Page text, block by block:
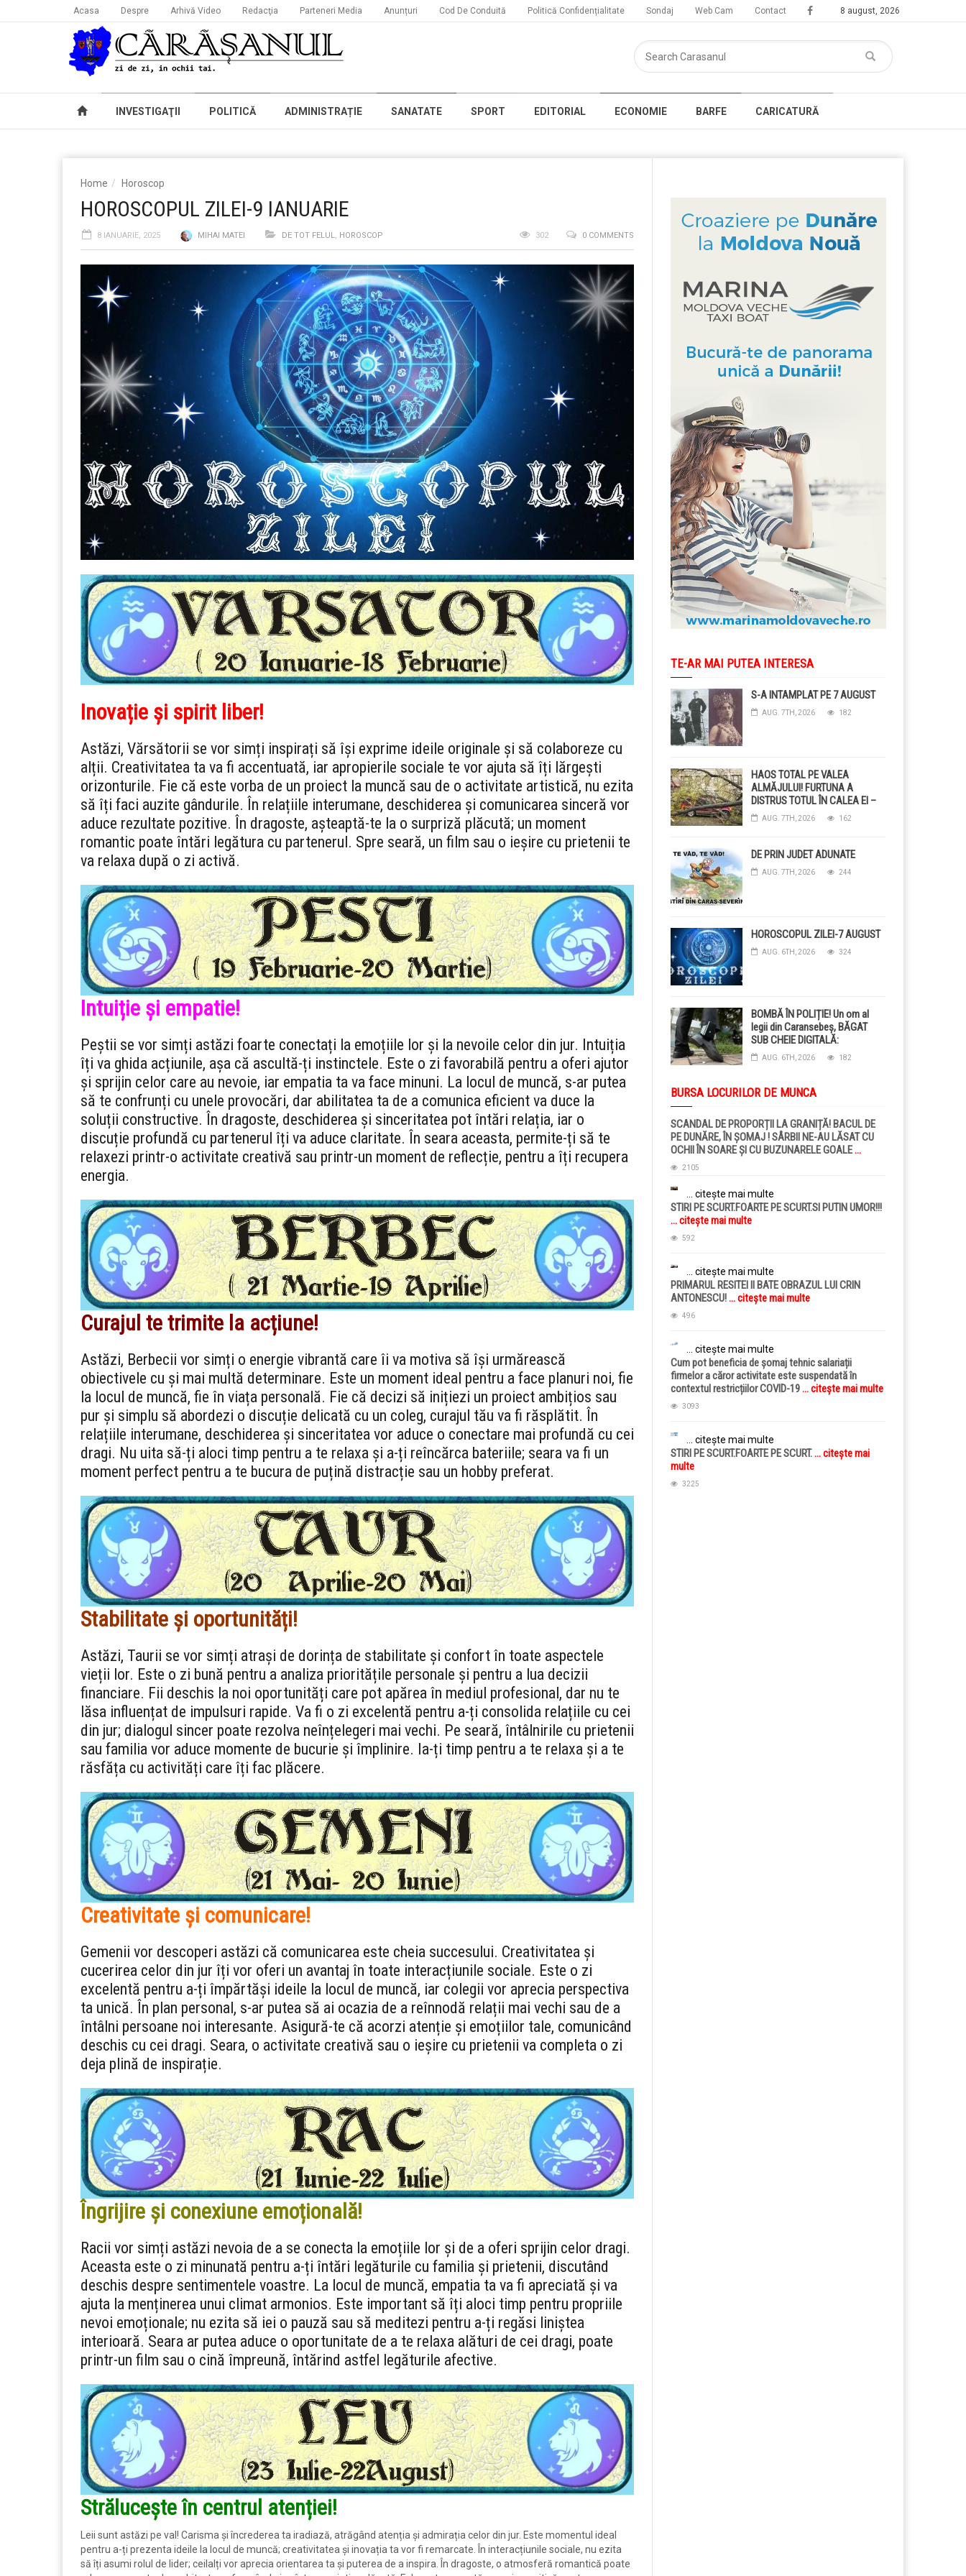
8 august, 2026
Acasa Despre Arhivă Video Redacţia Parteneri Media Anunțuri Cod De Conduită Politică Confidențialitate Sondaj Web Cam Contact
INVESTIGAŢII POLITICĂ ADMINISTRAȚIE SANATATE SPORT EDITORIAL ECONOMIE BARFE CARICATURĂ
Home Horoscop
HOROSCOPUL ZILEI-9 IANUARIE
8 IANUARIE, 2025 MIHAI MATEI DE TOT FELUL, HOROSCOP 0 COMMENTS
302
Inovație și spirit liber!
Astăzi, Vărsătorii se vor simți inspirați să își exprime ideile originale și să colaboreze cu
alții. Creativitatea ta va fi accentuată, iar apropierile sociale te vor ajuta să îți lărgești
orizonturile. Fie că este vorba de un proiect la muncă sau de o activitate artistică, nu ezita
să îți faci auzite gândurile. În relațiile interumane, deschiderea și comunicarea sinceră vor
aduce rezultate pozitive. În dragoste, așteaptă-te la o surpriză plăcută; un moment
romantic poate întări legătura cu partenerul. Spre seară, un film sau o ieșire cu prietenii te
va relaxa după o zi activă.
Intuiție și empatie!
Peștii se vor simți astăzi foarte conectați la emoțiile lor și la nevoile celor din jur. Intuiția
îți va ghida acțiunile, așa că ascultă-ți instinctele. Este o zi favorabilă pentru a oferi ajutor
și sprijin celor care au nevoie, iar empatia ta va face minuni. La locul de muncă, s-ar putea
să te confrunți cu unele provocări, dar abilitatea ta de a comunica eficient va duce la
soluții constructive. În dragoste, deschiderea și sinceritatea pot întări relația, iar o
discuție profundă cu partenerul îți va aduce claritate. În seara aceasta, permite-ți să te
relaxezi printr-o activitate creativă sau printr-un moment de reflecție, pentru a îți recupera
energia.
Curajul te trimite la acțiune!
Astăzi, Berbecii vor simți o energie vibrantă care îi va motiva să își urmărească
obiectivele cu și mai multă determinare. Este un moment ideal pentru a face planuri noi, fie
la locul de muncă, fie în viața personală. Fie că decizi să inițiezi un proiect ambițios sau
pur și simplu să abordezi o discuție delicată cu un coleg, curajul tău va fi răsplătit. În
relațiile interumane, deschiderea și sinceritatea vor aduce o conectare mai profundă cu cei
dragi. Nu uita să-ți aloci timp pentru a te relaxa și a-ți reîncărca bateriile; seara va fi un
moment perfect pentru a te bucura de puțină distracție sau un hobby preferat.
Stabilitate și oportunități!
Astăzi, Taurii se vor simți atrași de dorința de stabilitate și confort în toate aspectele
vieții lor. Este o zi bună pentru a analiza prioritățile personale și pentru a lua decizii
financiare. Fii deschis la noi oportunități care pot apărea în mediul profesional, dar nu te
lăsa influențat de impulsuri rapide. Va fi o zi excelentă pentru a-ți consolida relațiile cu cei
din jur; dialogul sincer poate rezolva neînțelegeri mai vechi. Pe seară, întâlnirile cu prietenii
sau familia vor aduce momente de bucurie și împlinire. Ia-ți timp pentru a te relaxa și a te
răsfăța cu activități care îți fac plăcere.
Creativitate și comunicare!
Gemenii vor descoperi astăzi că comunicarea este cheia succesului. Creativitatea și
cucerirea celor din jur îți vor oferi un avantaj în toate interacțiunile sociale. Este o zi
excelentă pentru a-ți împărtăși ideile la locul de muncă, iar colegii vor aprecia perspectiva
ta unică. În plan personal, s-ar putea să ai ocazia de a reînnodă relații mai vechi sau de a
întâlni persoane noi interesante. Asigură-te că acorzi atenție și emoțiilor tale, comunicând
deschis cu cei dragi. Seara, o activitate creativă sau o ieșire cu prietenii va completa o zi
deja plină de inspirație.
Îngrijire și conexiune emoțională!
Racii vor simți astăzi nevoia de a se conecta la emoțiile lor și de a oferi sprijin celor dragi.
Aceasta este o zi minunată pentru a-ți întări legăturile cu familia și prietenii, discutând
deschis despre sentimentele voastre. La locul de muncă, empatia ta va fi apreciată și va
ajuta la menținerea unui climat armonios. Este important să îți aloci timp pentru propriile
nevoi emoționale; nu ezita să iei o pauză sau să meditezi pentru a-ți regăsi liniștea
interioară. Seara ar putea aduce o oportunitate de a te relaxa alături de cei dragi, poate
printr-un film sau o cină împreună, întărind astfel legăturile afective.
Strălucește în centrul atenției!
Leii sunt astăzi pe val! Carisma și încrederea ta iradiază, atrăgând atenția și admirația celor din jur. Este momentul ideal
pentru a-ți prezenta ideile la locul de muncă; creativitatea și inovația ta vor fi remarcate. În interacțiunile sociale, nu ezita
să îți asumi rolul de lider; ceilalți vor aprecia orientarea ta și puterea de a inspira. În dragoste, o atmosferă romantică poate
TE-AR MAI PUTEA INTERESA
S-A INTAMPLAT PE 7 AUGUST
AUG. 7TH, 2026 182
HAOS TOTAL PE VALEA
ALMĂJULUI! FURTUNA A
DISTRUS TOTUL ÎN CALEA EI –
COPACI CĂZUȚI, DRUMURI
BLOCAȚE, CURENT TĂIAT ȘI
GRINDINĂ!
AUG. 7TH, 2026 162
DE PRIN JUDET ADUNATE
AUG. 7TH, 2026 244
HOROSCOPUL ZILEI-7 AUGUST
AUG. 6TH, 2026 324
BOMBĂ ÎN POLIȚIE! Un om al
legii din Caransebeș, BĂGAT
SUB CHEIE DIGITALĂ:
Judecătorii i-au pus BRĂȚARĂ
ELECTRONICĂ la picior!
AUG. 6TH, 2026 182
BURSA LOCURILOR DE MUNCA
SCANDAL DE PROPORȚII LA GRANIȚĂ! BACUL DE
PE DUNĂRE, ÎN ȘOMAJ ! SÂRBII NE-AU LĂSAT CU
OCHII ÎN SOARE ȘI CU BUZUNARELE GOALE...
citește mai multe
2105
... citește mai multe
STIRI PE SCURT.FOARTE PE SCURT.SI PUTIN UMOR!!!
... citește mai multe
592
... citește mai multe
PRIMARUL RESITEI II BATE OBRAZUL LUI CRIN
ANTONESCU!... citește mai multe
496
... citește mai multe
Cum pot beneficia de șomaj tehnic salariații
firmelor a căror activitate este suspendată în
contextul restricțiilor COVID-19... citește mai multe
3093
... citește mai multe
STIRI PE SCURT.FOARTE PE SCURT.... citește mai
multe
3225